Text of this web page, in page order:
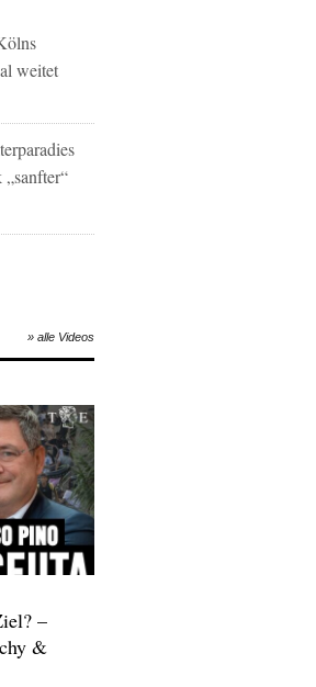
weitet
» alle Videos
–
&